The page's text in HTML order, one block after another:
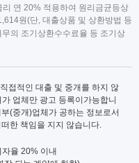
연 20% 적용하여 원리금균등상
원(단, 대출상품 및 상환방법 등
의 조기상환수수료율 등 조기상
접적인 대출 및 중개를 하지 않
업체만 광고 등록이가능합니
(중개)업체가 공하는 정보로서
한 책임을 지지 않습니다.
율 20% 이내